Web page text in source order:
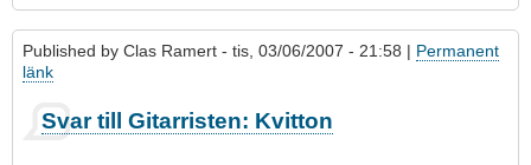
Published by Clas Ramert - tis, 03/06/2007 - 21:58 | Permanent
länk
Som
svar
Svar till Gitarristen: Kvitton